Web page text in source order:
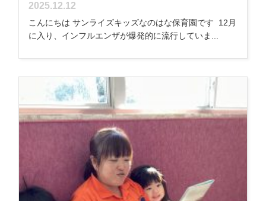
2025.12.12
こんにちは サンライズキッズなのはな保育園です 12月
に入り、インフルエンザが爆発的に流行していま...